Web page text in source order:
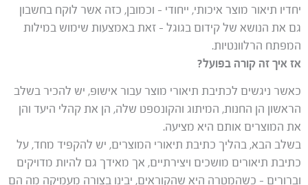
יחדיו תיאור מוצר איכותי, ייחודי – וכמובן, כזה אשר לוקח בחשבון
גם את הנושא של קידום בגוגל – זאת באמצעות שימוש במילות
המפתח הרלוונטיות.
אז איך זה קורה בפועל?
כאשר ניגשים לכתיבת תיאורי מוצר עבור אישופ, יש להכיר בשלב
הראשון הן החנות, המיתוג והקונספט שלה, הן את קהלי היעד והן
את המוצרים אותם היא מציעה.
בשלב הבא, בהליך כתיבת תיאורי המוצרים, יש להקפיד מחד, על
כתיבת תיאורים מושכים ויצירתיים, אך מאידך גם להיות מדויקים
וברורים – כשהמטרה היא שהקוראים, יבינו בצורה מעמיקה מה הם